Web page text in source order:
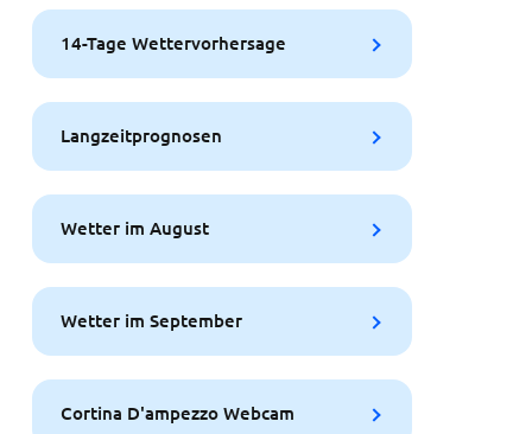
14-Tage Wettervorhersage
Langzeitprognosen
Wetter im August
Wetter im September
Cortina D'ampezzo Webcam